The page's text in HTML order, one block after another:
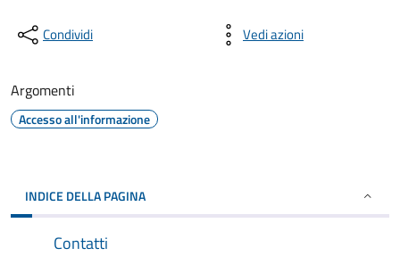
Condividi Vedi azioni
Argomenti
Accesso all'informazione
INDICE DELLA PAGINA
Contatti